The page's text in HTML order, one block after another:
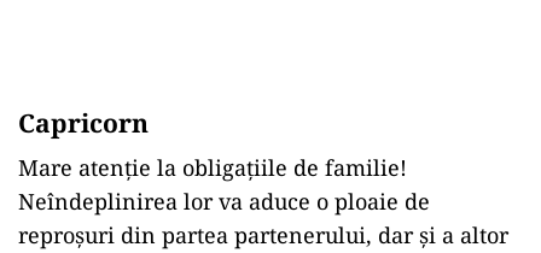
Capricorn
Mare atenție la obligațiile de familie!
Neîndeplinirea lor va aduce o ploaie de
reproșuri din partea partenerului, dar și a altor